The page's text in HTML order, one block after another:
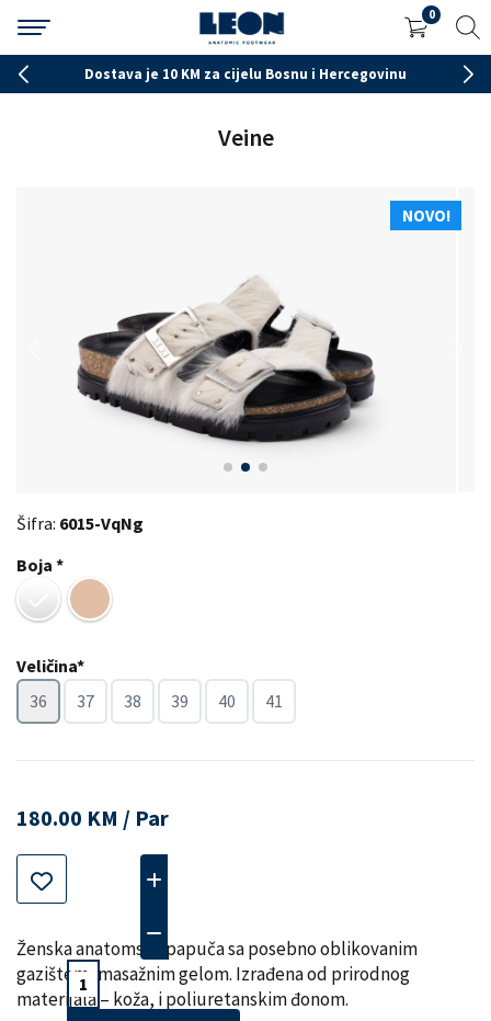
0
Poručite na tel 056 261 423 radnim danima od 7-15h
NOVO!
Veine
Šifra: 6015-VqNg
Boja *
Veličina*
36
37 38 39 40 41
180.00 KM / Par
Ženska anatomska papuča sa posebno oblikovanim
gazištem, masažnim gelom. Izrađena od prirodnog
materijala – koža, i poliuretanskim đonom.